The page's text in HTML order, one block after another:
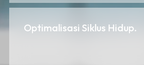
Optimalisasi Siklus Hidup.